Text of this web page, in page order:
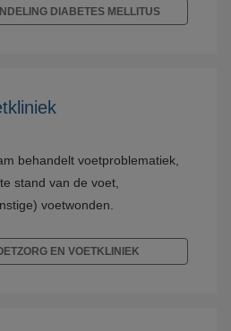
DIABETES MELLITUS
behandelt voetproblematiek,
stand van de voet,
voetwonden.
EN VOETKLINIEK